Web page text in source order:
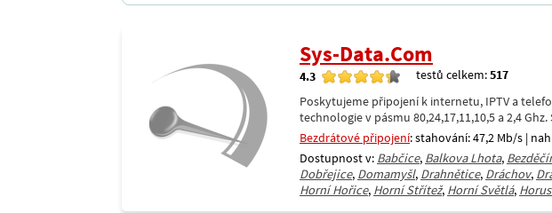
Sys-Data.Com
4.3 testů celkem:517
Poskytujeme připojení k internetu, IPTV a
technologie v pásmu 80,24,17,11,10,5 a 2,4
Bezdrátové připojení: stahování: 47,2 Mb/s |
Dostupnost v: Babčice, Balkova Lhota,
Dobřejice, Domamyšl, Drahnětice, Dráchov,
Horní Hořice, Horní Střítež, Horní Světlá,